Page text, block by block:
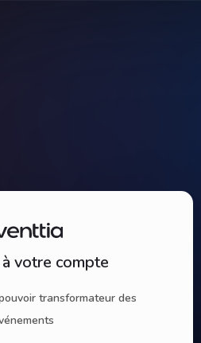
votre compte
transformateur des